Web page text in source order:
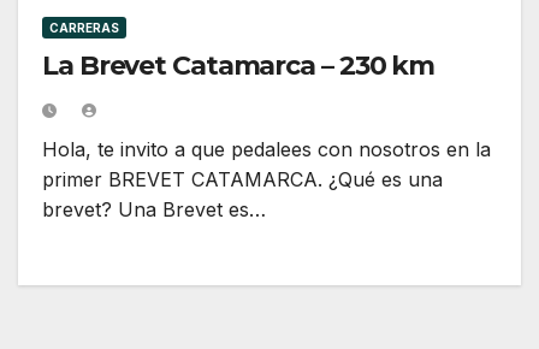
CARRERAS
La Brevet Catamarca – 230 km
Hola, te invito a que pedalees con nosotros en la
primer BREVET CATAMARCA. ¿Qué es una
brevet? Una Brevet es…